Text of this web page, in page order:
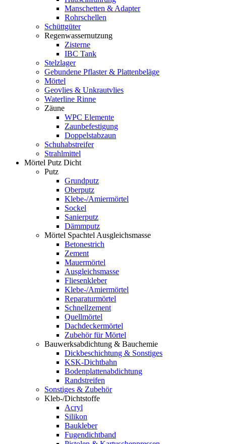
Manschetten & Adapter
Rohrschellen
Schüttgüter
Regenwassernutzung
Zisterne
IBC Tank
Stelzlager
Gebundene Pflaster & Plattenbeläge
Mörtel
Geovlies & Unkrautvlies
Waterline Rinne
Zäune
WPC Elemente
Zaunbefestigung
Doppelstabzaun
Schuhabstreifer
Strahlmittel
Mörtel Putz Dicht
Putz
Grundputz
Oberputz
Klebe-/Amiermörtel
Sockel
Sanierputz
Dämmputz
Mörtel Spachtel Ausgleichsmasse
Betonestrich
Zement
Mauermörtel
Ausgleichsmasse
Fliesenkleber
Klebe-/Amiermörtel
Reparaturmörtel
Schnellzement
Quellmörtel
Dachdeckermörtel
Zubehör für Mörtel
Bauwerksabdichtung & Bauchemie
Dickbeschichtung & Sonstiges
KSK-Dichtbahn
Bodenplattenabdichtung
Randstreifen
Sonstiges & Zubehör
Kleb-/Dichtstoffe
Acryl
Silikon
Baukleber
Fugendichtband